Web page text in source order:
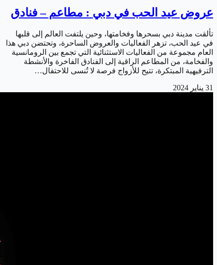
عروض عيد الحب في دبي : مطاعم – فنادق
تألقت مدينة دبي بسحرها وفخامتها، وحين يلتفت العالم إلى قلبها
في عيد الحب، تزهر الفعاليات والعروض الساحرة، وتحتضن دبي هذا
العام مجموعة من الفعاليات الاستثنائية التي تجمع بين الرومانسية
والفخامة، من المطاعم الراقية إلى الفنادق الفاخرة والأنشطة
الترفيهية المبتكرة، تتيح للأزواج فرصة لا تُنسى للاحتفال…
31 يناير 2024